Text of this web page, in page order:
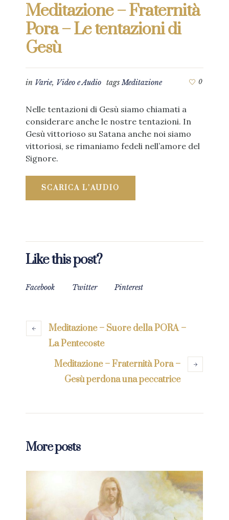
Meditazione – Fraternità
Pora – Le tentazioni di
Gesù
in Varie, Video e Audio tagsMeditazione 0
Nelle tentazioni di Gesù siamo chiamati a
considerare anche le nostre tentazioni. In
Gesù vittorioso su Satana anche noi siamo
vittoriosi, se rimaniamo fedeli nell’amore del
Signore.
SCARICA L’AUDIO
Like this post?
Facebook Twitter Pinterest
Meditazione – Suore della PORA –
La Pentecoste
Meditazione – Fraternità Pora –
Gesù perdona una peccatrice
More posts